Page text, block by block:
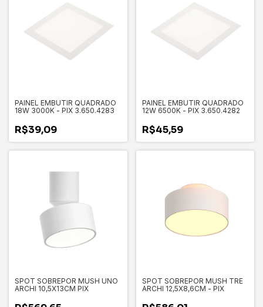
PAINEL EMBUTIR QUADRADO
18W 3000K - PIX 3.650.4283
R$39,09
PAINEL EMBUTIR QUADRADO
12W 6500K - PIX 3.650.4282
R$45,59
SPOT SOBREPOR MUSH UNO
ARCHI 10,5X13CM PIX
SPOT SOBREPOR MUSH TRE
ARCHI 12,5X8,6CM - PIX